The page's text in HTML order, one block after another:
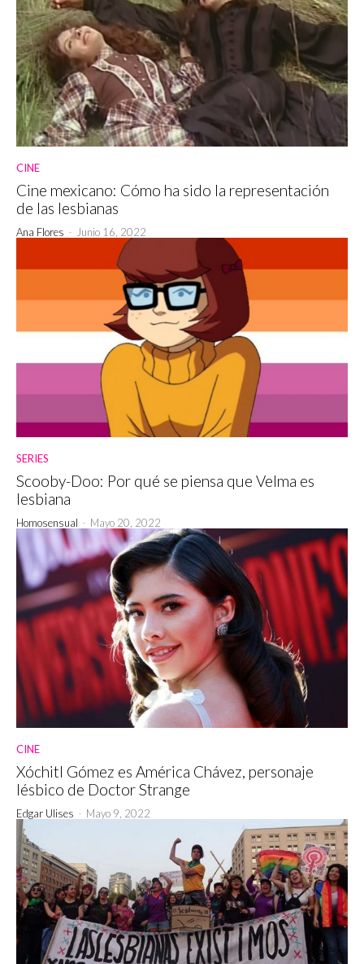
CINE
Cine mexicano: Cómo ha sido la representación
de las lesbianas
Ana Flores - Junio 16, 2022
SERIES
Scooby-Doo: Por qué se piensa que Velma es
lesbiana
Homosensual - Mayo 20, 2022
CINE
Xóchitl Gómez es América Chávez, personaje
lésbico de Doctor Strange
Edgar Ulises - Mayo 9, 2022